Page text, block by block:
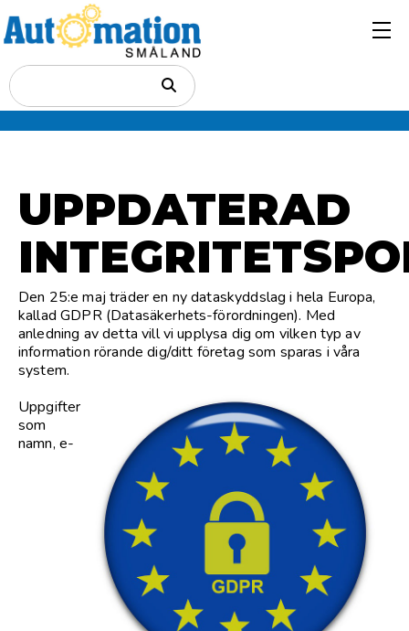
UPPDATERAD
Den 25:e maj träder en ny dataskyddslag i hela Europa,
kallad GDPR (Datasäkerhets-förordningen). Med
anledning av detta vill vi upplysa dig om vilken typ av
information rörande dig/ditt företag som sparas i våra
system.
Uppgifter
som
namn, e-